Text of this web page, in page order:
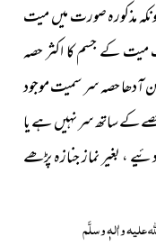
مذکورہ صورت میں میت
کے جسم کا اکثر حصہ
آدھا حصہ سر سمیت موجود
کے ساتھ سر نہیں ہے یا
بغیر نماز جنازہ پڑھے
علیہ واٰلہٖ وسلَّم